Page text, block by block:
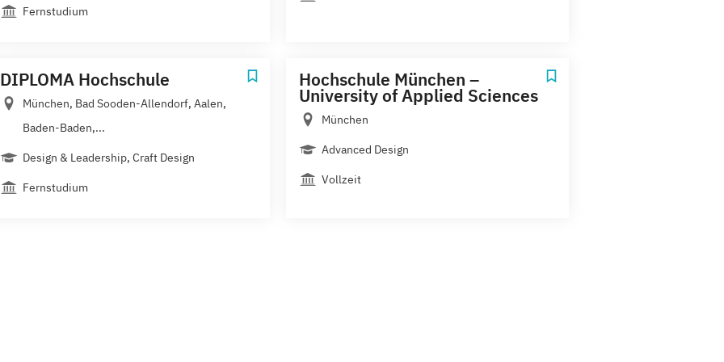
Fernstudium
DIPLOMA Hochschule
München, Bad Sooden-Allendorf, Aalen,
Baden-Baden,...
Design & Leadership, Craft Design
Fernstudium
Hochschule München –
University of Applied Sciences
München
Advanced Design
Vollzeit